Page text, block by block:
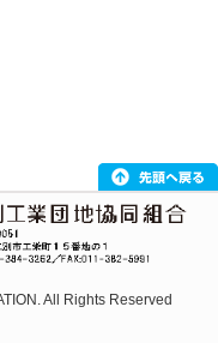
All Rights Reserved